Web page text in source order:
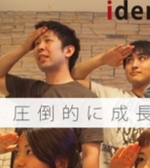
面
接
会
(*
^
o
^
*)
【株
式
会